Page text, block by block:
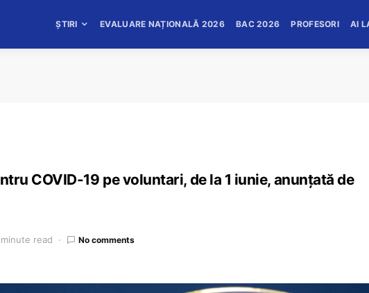
ȘTIRI EVALUARE NAȚIONALĂ 2026 BAC 2026 PROFESORI AI
COVID-19 pe voluntari, de la 1 iunie, anunțată de
minute read No comments